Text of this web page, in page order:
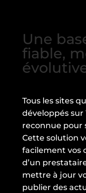
Une
fiable,
Tous les sites
développés sur
reconnue pour
Cette solution
facilement vos
d’un
mettre à jour
publier des